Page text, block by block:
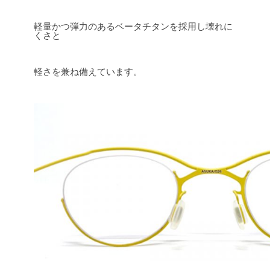
軽量かつ弾力のあるベータチタンを採用し壊れに
くさと
軽さを兼ね備えています。